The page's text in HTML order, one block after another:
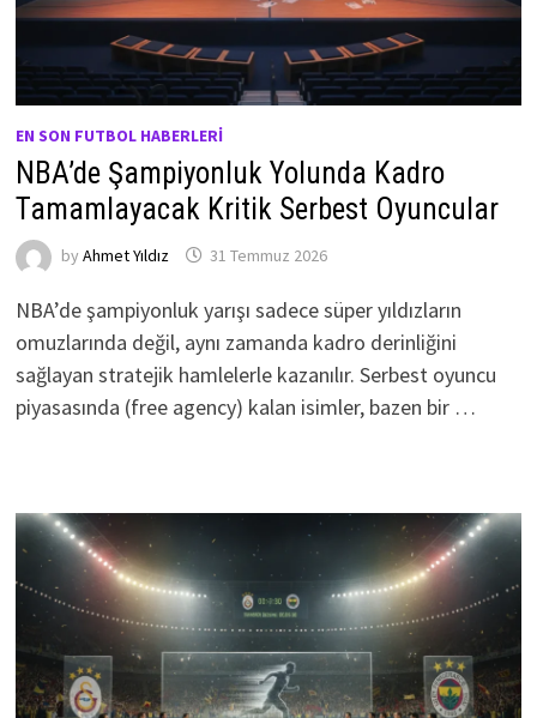
EN SON FUTBOL HABERLERI
NBA’de Şampiyonluk Yolunda Kadro
Tamamlayacak Kritik Serbest Oyuncular
by Ahmet Yıldız 31 Temmuz 2026
NBA’de şampiyonluk yarışı sadece süper yıldızların
omuzlarında değil, aynı zamanda kadro derinliğini
sağlayan stratejik hamlelerle kazanılır. Serbest oyuncu
piyasasında (free agency) kalan isimler, bazen bir …